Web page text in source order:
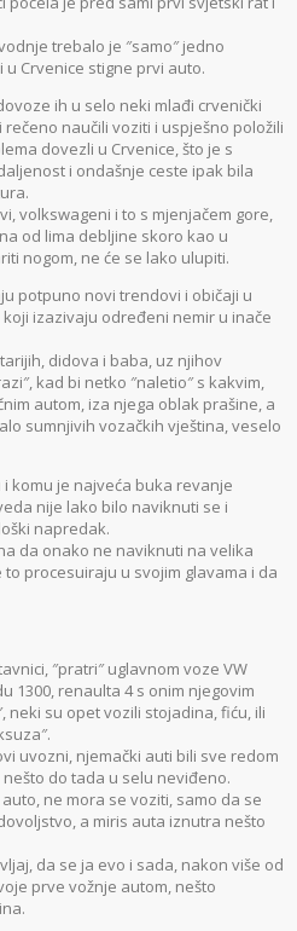
trebalo je ″samo″ jedno
Crvenice stigne prvi auto.
ih u selo neki mlađi crvenički
naučili voziti i uspješno položili
dovezli u Crvenice, što je s
i ondašnje ceste ipak bila
volkswageni i to s mjenjačem gore,
od lima debljine skoro kao u
nogom, ne će se lako ulupiti.
potpuno novi trendovi i običaji u
izazivaju određeni nemir u inače
didova i baba, uz njihov
kad bi netko ″naletio″ s kakvim,
autom, iza njega oblak prašine, a
sumnjivih vozačkih vještina, veselo
komu je najveća buka revanje
nije lako bilo naviknuti se i
napredak.
da onako ne naviknuti na velika
procesuiraju u svojim glavama i da
″pratri″ uglavnom voze VW
1300, renaulta 4 s onim njegovim
neki su opet vozili stojadina, fiću, ili
uvozni, njemački auti bili sve redom
nešto do tada u selu neviđeno.
ne mora se voziti, samo da se
a miris auta iznutra nešto
da se ja evo i sada, nakon više od
prve vožnje autom, nešto